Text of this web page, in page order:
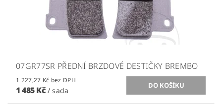
07GR77SR PŘEDNÍ BRZDOVÉ DESTIČKY BREMBO
1 227,27 Kč bez DPH
1 485 Kč / sada